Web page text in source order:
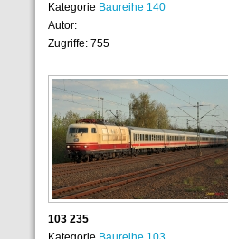
Kategorie Baureihe 140
Autor:
Zugriffe: 755
103 235